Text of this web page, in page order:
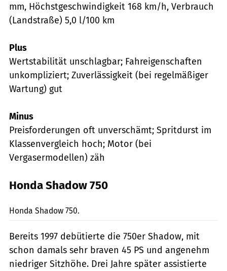
mm, Höchstgeschwindigkeit 168 km/h, Verbrauch
(Landstraße) 5,0 l/100 km
Plus
Wertstabilität unschlagbar; Fahreigenschaften
unkompliziert; Zuverlässigkeit (bei regelmäßiger
Wartung) gut
Minus
Preisforderungen oft unverschämt; Spritdurst im
Klassenvergleich hoch; Motor (bei
Vergasermodellen) zäh
Honda Shadow 750
Honda Shadow 750.
Bereits 1997 debütierte die 750er Shadow, mit
schon damals sehr braven 45 PS und angenehm
niedriger Sitzhöhe. Drei Jahre später assistierte